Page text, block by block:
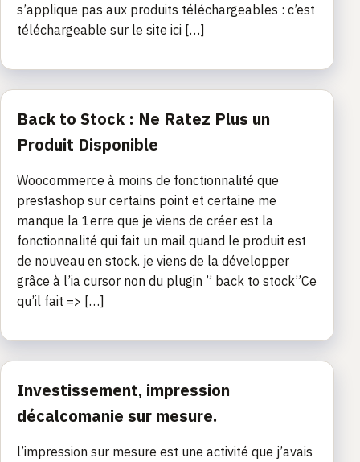
s’applique pas aux produits téléchargeables : c’est
téléchargeable sur le site ici […]
Back to Stock : Ne Ratez Plus un
Produit Disponible
Woocommerce à moins de fonctionnalité que
prestashop sur certains point et certaine me
manque la 1erre que je viens de créer est la
fonctionnalité qui fait un mail quand le produit est
de nouveau en stock. je viens de la développer
grâce à l’ia cursor non du plugin ” back to stock”Ce
qu’il fait => […]
Investissement, impression
décalcomanie sur mesure.
l’impression sur mesure est une activité que j’avais